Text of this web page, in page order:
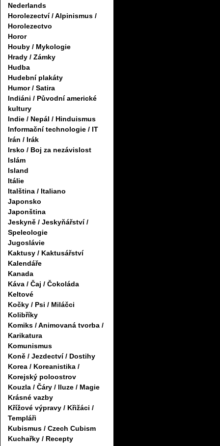
Nederlands
Horolezectví / Alpinismus /
Horolezectvo
Horor
Houby / Mykologie
Hrady / Zámky
Hudba
Hudební plakáty
Humor / Satira
Indiáni / Původní americké
kultury
Indie / Nepál / Hinduismus
Informační technologie / IT
Irán / Irák
Irsko / Boj za nezávislost
Islám
Island
Itálie
Italština / Italiano
Japonsko
Japonština
Jeskyně / Jeskyňářství /
Speleologie
Jugoslávie
Kaktusy / Kaktusářství
Kalendáře
Kanada
Káva / Čaj / Čokoláda
Keltové
Kočky / Psi / Miláčci
Kolibříky
Komiks / Animovaná tvorba /
Karikatura
Komunismus
Koně / Jezdectví / Dostihy
Korea / Koreanistika /
Korejský poloostrov
Kouzla / Čáry / Iluze / Magie
Krásné vazby
Křížové výpravy / Křižáci /
Templáři
Kubismus / Czech Cubism
Kuchařky / Recepty